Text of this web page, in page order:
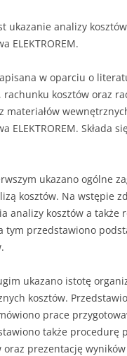
ukazanie analizy
ELEKTROREM.
w oparciu o
rachunku kosztów oraz
materiałów
ELEKTROREM. Składa
ukazano ogólne
kosztów. Na wstępie
analizy kosztów a także
tym przedstawiono
ukazano istotę
kosztów.
prace
także procedurę
oraz prezentację